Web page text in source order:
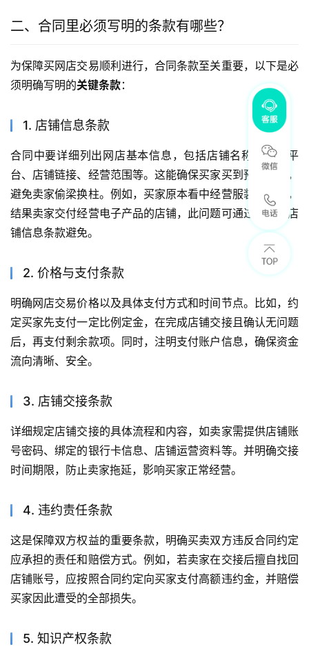
二、合同里必须写明的条款有哪些？
为保障买网店交易顺利进行，合同条款至关重要，以下是必
须明确写明的关键条款：
1. 店铺信息条款
合同中要详细列出网店基本信息，包括店铺名称、所属平
台、店铺链接、经营范围等。这能确保买家买到预期店铺，
避免卖家偷梁换柱。例如，买家原本看中经营服装的网店，
结果卖家交付经营电子产品的店铺，此问题可通过明确的店
铺信息条款避免。
2. 价格与支付条款
明确网店交易价格以及具体支付方式和时间节点。比如，约
定买家先支付一定比例定金，在完成店铺交接且确认无问题
后，再支付剩余款项。同时，注明支付账户信息，确保资金
流向清晰、安全。
3. 店铺交接条款
详细规定店铺交接的具体流程和内容，如卖家需提供店铺账
号密码、绑定的银行卡信息、店铺运营资料等。并明确交接
时间期限，防止卖家拖延，影响买家正常经营。
4. 违约责任条款
这是保障双方权益的重要条款，明确买卖双方违反合同约定
应承担的责任和赔偿方式。例如，若卖家在交接后擅自找回
店铺账号，应按照合同约定向买家支付高额违约金，并赔偿
买家因此遭受的全部损失。
5. 知识产权条款